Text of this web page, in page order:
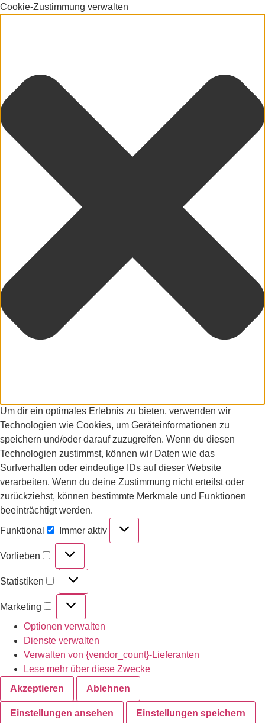
Cookie-Zustimmung verwalten
Um dir ein optimales Erlebnis zu bieten, verwenden wir
Technologien wie Cookies, um Geräteinformationen zu
speichern und/oder darauf zuzugreifen. Wenn du diesen
Technologien zustimmst, können wir Daten wie das
Surfverhalten oder eindeutige IDs auf dieser Website
verarbeiten. Wenn du deine Zustimmung nicht erteilst oder
zurückziehst, können bestimmte Merkmale und Funktionen
beeinträchtigt werden.
Funktional
Immer aktiv
Vorlieben
Statistiken
Marketing
Optionen verwalten
Dienste verwalten
Verwalten von {vendor_count}-Lieferanten
Lese mehr über diese Zwecke
Akzeptieren
Ablehnen
Einstellungen ansehen
Einstellungen speichern